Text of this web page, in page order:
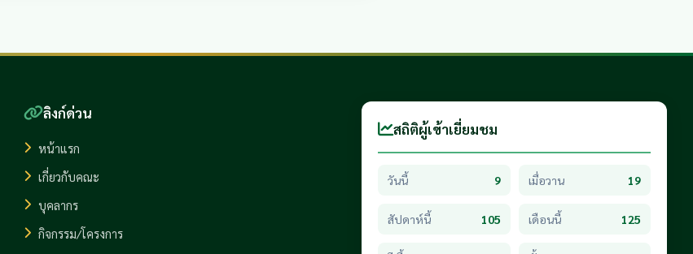
ลิงก์ด่วน
หน้าแรก
เกี่ยวกับคณะ
บุคลากร
กิจกรรม/โครงการ
สถิติผู้เข้าเยี่ยมชม
วันนี้ 9 เมื่อวาน 19
สัปดาห์นี้ 105 เดือนนี้ 125